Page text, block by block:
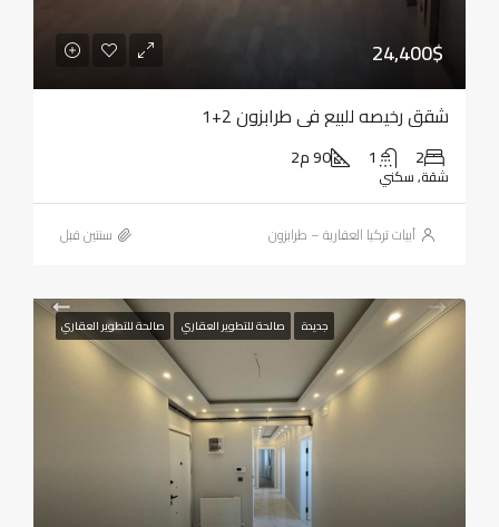
24,400$
شقق رخيصه للبيع في طرابزون 2+1
2
1 90 م2
شقة, سكني
أبيات تركيا العقارية – طرابزون ‏سنتين قبل
جديدة صالحة للتطوير العقاري صالحة للتطوير العقاري